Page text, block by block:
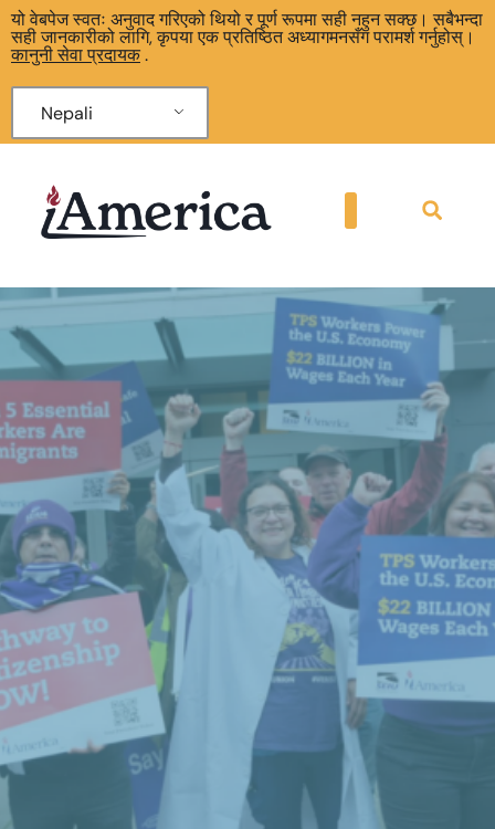
यो वेबपेज स्वतः अनुवाद गरिएको थियो र पूर्ण रूपमा सही नहुन सक्छ। सबैभन्दा
सही जानकारीको लागि, कृपया एक प्रतिष्ठित अध्यागमनसँग परामर्श गर्नुहोस्।
कानुनी सेवा प्रदायक.
Nepali